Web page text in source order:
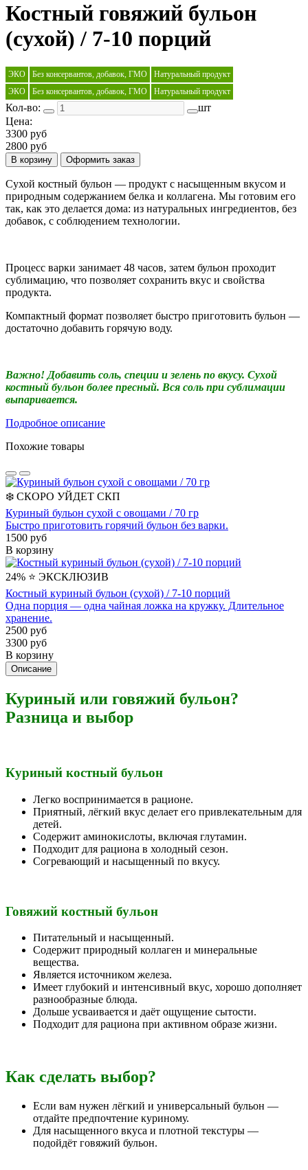
Костный говяжий бульон
(сухой) / 7-10 порций
ЭКО Без консервантов, добавок, ГМО
Натуральный продукт
ЭКО
Без консервантов, добавок, ГМО Натуральный продукт
Кол-во:
шт
Цена:
3300 руб
2800 руб
В корзину Оформить заказ
Сухой костный бульон — продукт с насыщенным вкусом и
природным содержанием белка и коллагена. Мы готовим его
так, как это делается дома: из натуральных ингредиентов, без
добавок, с соблюдением технологии.
Процесс варки занимает 48 часов, затем бульон проходит
сублимацию, что позволяет сохранить вкус и свойства
продукта.
Компактный формат позволяет быстро приготовить бульон —
достаточно добавить горячую воду.
Важно! Добавить соль, специи и зелень по вкусу. Сухой
костный бульон более пресный. Вся соль при сублимации
выпаривается.
Подробное описание
Похожие товары
❄️ СКОРО УЙДЕТ СКП
Куриный бульон сухой с овощами / 70 гр
Быстро приготовить горячий бульон без варки.
1500 руб
В корзину
24% ⭐️ ЭКСКЛЮЗИВ
Костный куриный бульон (сухой) / 7-10 порций
Одна порция — одна чайная ложка на кружку. Длительное
хранение.
2500 руб
3300 руб
В корзину
Описание
Куриный или говяжий бульон?
Разница и выбор
Куриный костный бульон
Легко воспринимается в рационе.
Приятный, лёгкий вкус делает его привлекательным для
детей.
Содержит аминокислоты, включая глутамин.
Подходит для рациона в холодный сезон.
Согревающий и насыщенный по вкусу.
Говяжий костный бульон
Питательный и насыщенный.
Содержит природный коллаген и минеральные
вещества.
Является источником железа.
Имеет глубокий и интенсивный вкус, хорошо дополняет
разнообразные блюда.
Дольше усваивается и даёт ощущение сытости.
Подходит для рациона при активном образе жизни.
Как сделать выбор?
Если вам нужен лёгкий и универсальный бульон —
отдайте предпочтение куриному.
Для насыщенного вкуса и плотной текстуры —
подойдёт говяжий бульон.